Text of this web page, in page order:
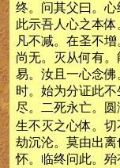
终。问其父曰。心
此示吾人心之本
凡不减。在圣不
尚无。灭从何有
易。汝且一心念
时。始为分证此
尽。二死永亡。
生不灭之心体。
劫沉沦。莫由出
怀。临终问此。